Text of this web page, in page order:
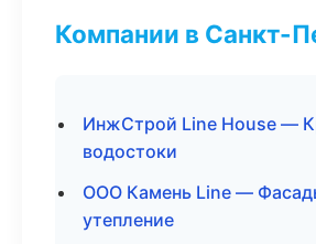
Компании в Санкт-
ИнжСтрой Line House —
водостоки
ООО Камень Line —
утепление